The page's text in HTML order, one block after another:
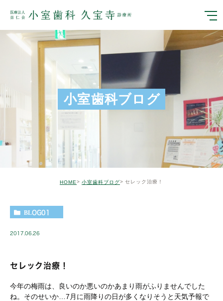
小室歯科ブログ
HOME 小室歯科ブログ セレック治療！
BLOG01
2017.06.26
セレック治療！
今年の梅雨は、良いのか悪いのかあまり雨がふりませんでした
ね。そのせいか…7月に雨降りの日が多くなりそうと天気予報で